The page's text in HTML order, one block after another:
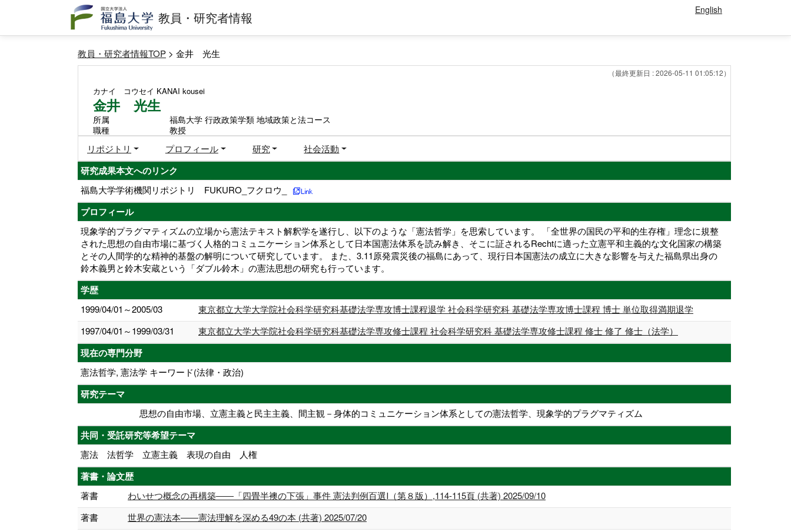
教員・研究者情報 English
教員・研究者情報TOP > 金井 光生
（最終更新日 : 2026-05-11 01:05:12）
カナイ コウセイ KANAI kousei
金井 光生
所属
福島大学 行政政策学類 地域政策と法コース
職種
教授
リポジトリ プロフィール 研究 社会活動
研究成果本文へのリンク
福島大学学術機関リポジトリ FUKURO_フクロウ_
プロフィール
現象学的プラグマティズムの立場から憲法テキスト解釈学を遂行し、以下のような「憲法哲学」を思索しています。 「全世界の国民の平和的生存権」理念に規整
された思想の自由市場に基づく人格的コミュニケーション体系として日本国憲法体系を読み解き、そこに証されるRechtに適った立憲平和主義的な文化国家の構築
とその人間学的な精神的基盤の解明について研究しています。 また、3.11原発震災後の福島にあって、現行日本国憲法の成立に大きな影響を与えた福島県出身の
鈴木義男と鈴木安蔵という「ダブル鈴木」の憲法思想の研究も行っています。
学歴
1999/04/01～2005/03
東京都立大学大学院社会科学研究科基礎法学専攻博士課程退学 社会科学研究科 基礎法学専攻博士課程 博士 単位取得満期退学
1997/04/01～1999/03/31
東京都立大学大学院社会科学研究科基礎法学専攻修士課程 社会科学研究科 基礎法学専攻修士課程 修士 修了 修士（法学）
現在の専門分野
憲法哲学, 憲法学 キーワード(法律・政治)
研究テーマ
思想の自由市場、立憲主義と民主主義、間主観－身体的コミュニケーション体系としての憲法哲学、現象学的プラグマティズム
共同・受託研究等希望テーマ
憲法 法哲学 立憲主義 表現の自由 人権
著書・論文歴
著書
わいせつ概念の再構築――「四畳半襖の下張」事件 憲法判例百選Ⅰ（第８版）,114-115頁 (共著) 2025/09/10
著書
世界の憲法本――憲法理解を深める49の本 (共著) 2025/07/20